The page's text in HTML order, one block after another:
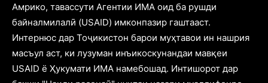
Амрико, тавассути Агентии ИМА оид ба рушди
байналмилалӣ (USAID) имконпазир гаштааст.
Интернюс дар Тоҷикистон барои муҳтавои ин нашрия
масъул аст, ки лузуман инъикоскунандаи мавқеи
USAID ё Ҳукумати ИМА намебошад. Интишорот дар